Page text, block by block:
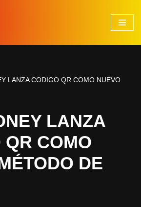
LANZA CODIGO QR COMO NUEVO
LANZA
QR COMO
DE